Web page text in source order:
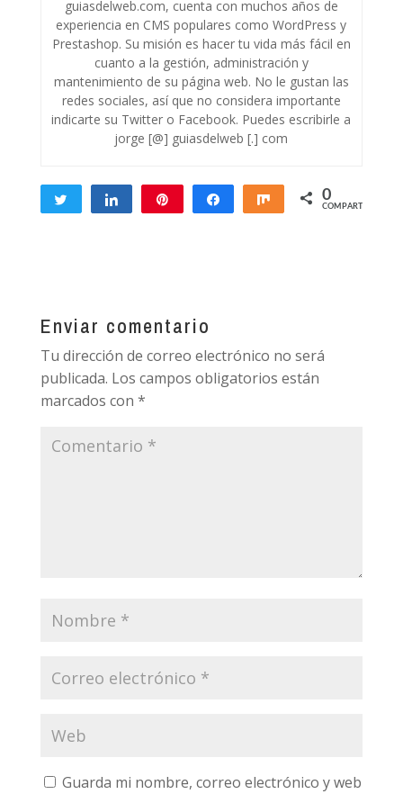
guiasdelweb.com, cuenta con muchos años de
experiencia en CMS populares como WordPress y
Prestashop. Su misión es hacer tu vida más fácil en
cuanto a la gestión, administración y
mantenimiento de su página web. No le gustan las
redes sociales, así que no considera importante
indicarte su Twitter o Facebook. Puedes escribirle a
jorge [@] guiasdelweb [.] com
Twittear Compartir Compartir Compartir
0
COMPARTIR
Enviar comentario
Tu dirección de correo electrónico no será
publicada. Los campos obligatorios están
marcados con *
Guarda mi nombre, correo electrónico y web